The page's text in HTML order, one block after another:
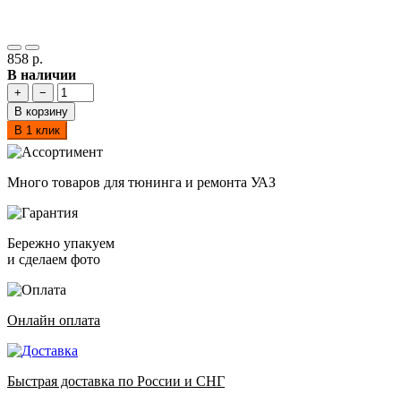
858 р.
В наличии
+
−
В корзину
В 1 клик
Много товаров для тюнинга и ремонта УАЗ
Бережно упакуем
и сделаем фото
Онлайн оплата
Быстрая доставка по России и СНГ